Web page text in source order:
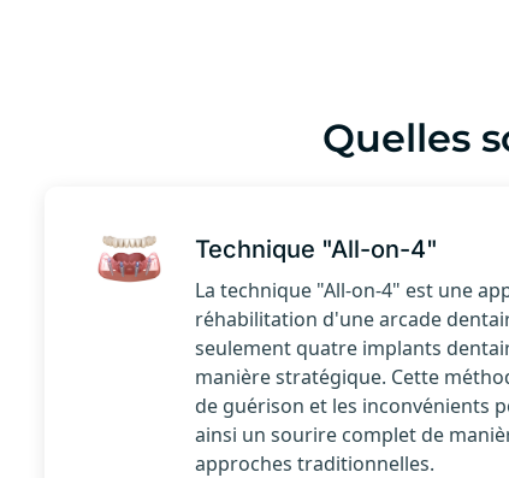
Quelles
Technique "All-on-4"
La technique "All-on-4" est une
réhabilitation d'une arcade
seulement quatre implants
manière stratégique. Cette
de guérison et les inconvénients
ainsi un sourire complet de
approches traditionnelles.